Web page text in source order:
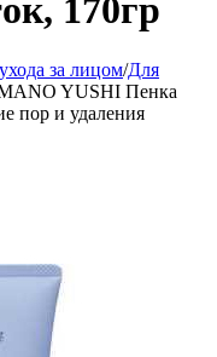
170гр
за лицом/Для
YUSHI Пенка
пор и удаления